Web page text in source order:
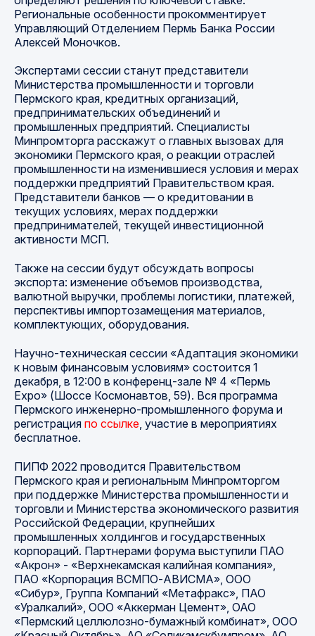
Региональные особенности прокомментирует
Управляющий Отделением Пермь Банка России
Алексей Моночков.
Экспертами сессии станут представители
Министерства промышленности и торговли
Пермского края, кредитных организаций,
предпринимательских объединений и
промышленных предприятий. Специалисты
Минпромторга расскажут о главных вызовах для
экономики Пермского края, о реакции отраслей
промышленности на изменившиеся условия и мерах
поддержки предприятий Правительством края.
Представители банков — о кредитовании в
текущих условиях, мерах поддержки
предпринимателей, текущей инвестиционной
активности МСП.
Также на сессии будут обсуждать вопросы
экспорта: изменение объемов производства,
валютной выручки, проблемы логистики, платежей,
перспективы импортозамещения материалов,
комплектующих, оборудования.
Научно-техническая сессии «Адаптация экономики
к новым финансовым условиям» состоится 1
декабря, в 12:00 в конференц-зале № 4 «Пермь
Expo» (Шоссе Космонавтов, 59). Вся программа
Пермского инженерно-промышленного форума и
регистрация по ссылке , участие в мероприятиях
бесплатное.
ПИПФ 2022 проводится Правительством
Пермского края и региональным Минпромторгом
при поддержке Министерства промышленности и
торговли и Министерства экономического развития
Российской Федерации, крупнейших
промышленных холдингов и государственных
корпораций. Партнерами форума выступили ПАО
«Акрон» - «Верхнекамская калийная компания»,
ПАО «Корпорация ВСМПО-АВИСМА», ООО
«Сибур», Группа Компаний «Метафракс», ПАО
«Уралкалий», ООО «Аккерман Цемент», ОАО
«Пермский целлюлозно-бумажный комбинат», ООО